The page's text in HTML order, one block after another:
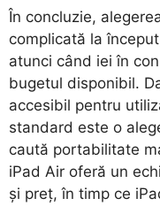
În concluzie,
complicată la
atunci când iei în
bugetul disponibil.
accesibil pentru
standard este o
caută portabilitate
iPad Air oferă un
și preț, în timp ce